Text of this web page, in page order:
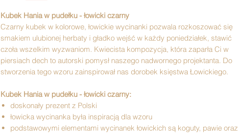
Kubek Hania w pudełku - łowicki czarny
Czarny kubek w kolorowe, łowickie wycinanki pozwala rozkoszować się
smakiem ulubionej herbaty i gładko wejść w każdy poniedziałek, stawić
czoła wszelkim wyzwaniom. Kwiecista kompozycja, która zaparła Ci w
piersiach dech to autorski pomysł naszego nadwornego projektanta. Do
stworzenia tego wzoru zainspirował nas dorobek księstwa Łowickiego.
Kubek Hania w pudełku - łowicki czarny:
doskonały prezent z Polski
łowicka wycinanka była inspiracją dla wzoru
podstawowymi elementami wycinanek łowickich są koguty, pawie oraz